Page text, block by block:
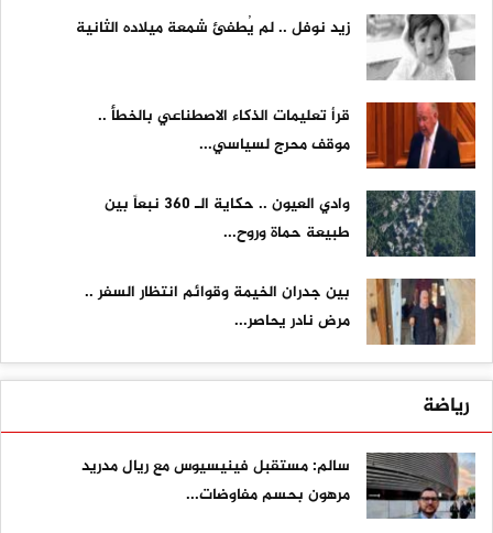
زيد نوفل .. لم يُطفئ شمعة ميلاده الثانية
قرأ تعليمات الذكاء الاصطناعي بالخطأ ..
موقف محرج لسياسي...
وادي العيون .. حكاية الـ 360 نبعاً بين
طبيعة حماة وروح...
بين جدران الخيمة وقوائم انتظار السفر ..
مرض نادر يحاصر...
رياضة
سالم: مستقبل فينيسيوس مع ريال مدريد
مرهون بحسم مفاوضات...